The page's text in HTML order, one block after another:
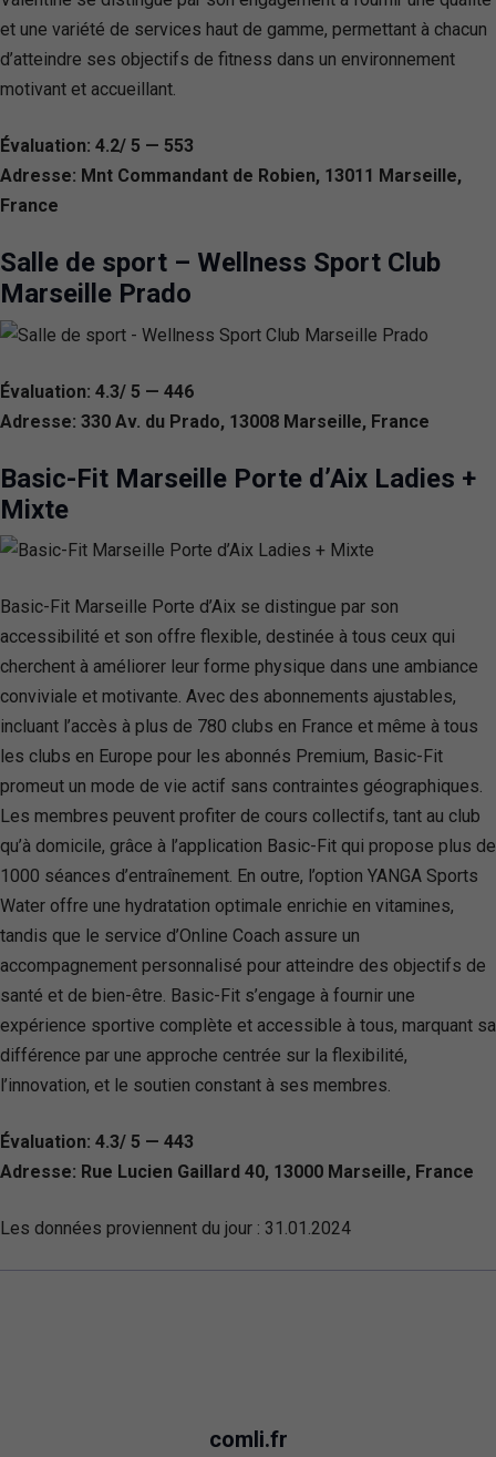
et une variété de services haut de gamme, permettant à chacun
d’atteindre ses objectifs de fitness dans un environnement
motivant et accueillant.
Évaluation: 4.2/ 5 — 553
Adresse: Mnt Commandant de Robien, 13011 Marseille,
France
Salle de sport – Wellness Sport Club
Marseille Prado
Évaluation: 4.3/ 5 — 446
Adresse: 330 Av. du Prado, 13008 Marseille, France
Basic-Fit Marseille Porte d’Aix Ladies +
Mixte
Basic-Fit Marseille Porte d’Aix se distingue par son
accessibilité et son offre flexible, destinée à tous ceux qui
cherchent à améliorer leur forme physique dans une ambiance
conviviale et motivante. Avec des abonnements ajustables,
incluant l’accès à plus de 780 clubs en France et même à tous
les clubs en Europe pour les abonnés Premium, Basic-Fit
promeut un mode de vie actif sans contraintes géographiques.
Les membres peuvent profiter de cours collectifs, tant au club
qu’à domicile, grâce à l’application Basic-Fit qui propose plus de
1000 séances d’entraînement. En outre, l’option YANGA Sports
Water offre une hydratation optimale enrichie en vitamines,
tandis que le service d’Online Coach assure un
accompagnement personnalisé pour atteindre des objectifs de
santé et de bien-être. Basic-Fit s’engage à fournir une
expérience sportive complète et accessible à tous, marquant sa
différence par une approche centrée sur la flexibilité,
l’innovation, et le soutien constant à ses membres.
Évaluation: 4.3/ 5 — 443
Adresse: Rue Lucien Gaillard 40, 13000 Marseille, France
Les données proviennent du jour : 31.01.2024
comli.fr